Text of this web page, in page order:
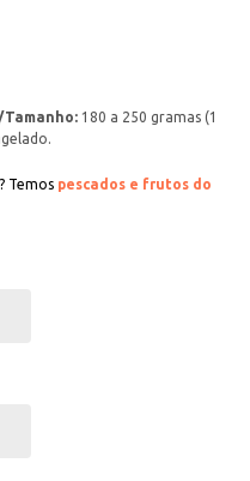
180 a 250 gramas (1
Temos pescados e frutos do